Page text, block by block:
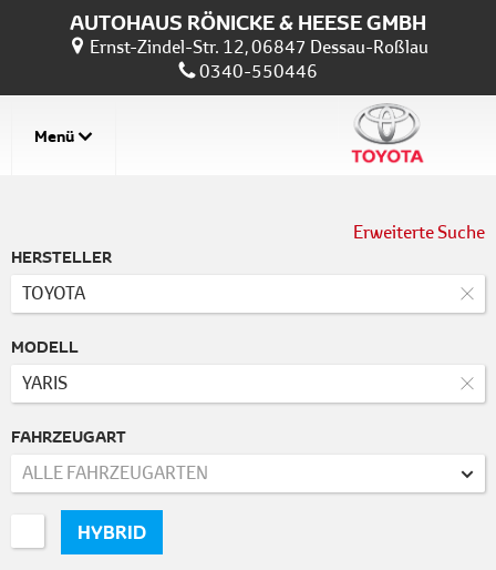
AUTOHAUS RÖNICKE & HEESE GMBH
Ernst-Zindel-Str. 12, 06847 Dessau-Roßlau
0340-550446
Menü
Erweiterte Suche
HERSTELLER
TOYOTA
MODELL
YARIS
FAHRZEUGART
ALLE FAHRZEUGARTEN
HYBRID